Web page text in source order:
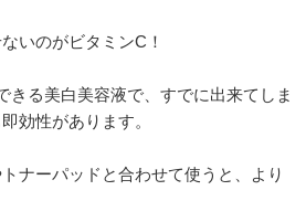
いのがビタミンC！
きる美白美容液で、すでに出来てしま
効性があります。
ナーパッドと合わせて使うと、より